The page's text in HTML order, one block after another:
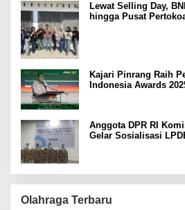
Lewat Selling Day,
hingga Pusat
Kajari Pinrang Raih
Indonesia Awards
Anggota DPR RI
Gelar Sosialisasi
Olahraga Terbaru